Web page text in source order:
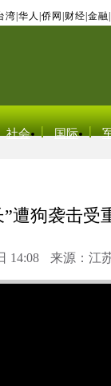
湾 华人 侨网 财经 金融
社会 国际
遭狗袭击受
14:08 来源：江